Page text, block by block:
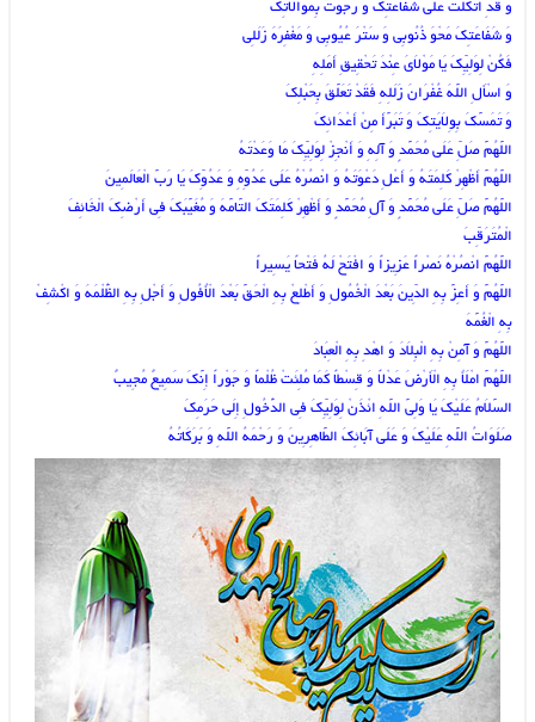
وَ قَدِ اتَّکَلْتُ عَلَى شَفَاعَتِکَ وَ رَجَوْتُ بِمُوَالاَتِکَ
وَ شَفَاعَتِکَ مَحْوَ ذُنُوبِی وَ سَتْرَ عُیُوبِی وَ مَغْفِرَهَ زَلَلِی‏
فَکُنْ لِوَلِیِّکَ یَا مَوْلاَیَ عِنْدَ تَحْقِیقِ أَمَلِهِ
وَ اسْأَلِ اللَّهَ غُفْرَانَ زَلَلِهِ فَقَدْ تَعَلَّقَ بِحَبْلِکَ‏
وَ تَمَسَّکَ بِوِلاَیَتِکَ وَ تَبَرَّأَ مِنْ أَعْدَائِکَ
اللَّهُمَّ صَلِّ عَلَى مُحَمَّدٍ وَ آلِهِ وَ أَنْجِزْ لِوَلِیِّکَ مَا وَعَدْتَهُ‏
اللَّهُمَّ أَظْهِرْ کَلِمَتَهُ وَ أَعْلِ دَعْوَتَهُ وَ انْصُرْهُ عَلَى عَدُوِّهِ وَ عَدُوِّکَ یَا رَبَّ الْعَالَمِینَ‏
اللَّهُمَّ صَلِّ عَلَى مُحَمَّدٍ وَ آلِ مُحَمَّدٍ وَ أَظْهِرْ کَلِمَتَکَ التَّامَّهَ وَ مُغَیَّبَکَ فِی أَرْضِکَ الْخَائِفَ
الْمُتَرَقِّبَ‏
اللَّهُمَّ انْصُرْهُ نَصْراً عَزِیزاً وَ افْتَحْ لَهُ فَتْحاً یَسِیراً
اللَّهُمَّ وَ أَعِزَّ بِهِ الدِّینَ بَعْدَ الْخُمُولِ وَ أَطْلِعْ بِهِ الْحَقَّ بَعْدَ الْأُفُولِ‏ وَ أَجْلِ بِهِ الظُّلْمَهَ وَ اکْشِفْ
بِهِ الْغُمَّهَ
اللَّهُمَّ وَ آمِنْ بِهِ الْبِلاَدَ وَ اهْدِ بِهِ الْعِبَادَ
اللَّهُمَّ امْلَأْ بِهِ الْأَرْضَ عَدْلاً وَ قِسْطاً کَمَا مُلِئَتْ ظُلْماً وَ جَوْراً إِنَّکَ سَمِیعٌ مُجِیبٌ‏
السَّلاَمُ عَلَیْکَ یَا وَلِیَّ اللَّهِ ائْذَنْ لِوَلِیِّکَ فِی الدُّخُولِ إِلَى حَرَمِکَ‏
صَلَوَاتُ اللَّهِ عَلَیْکَ وَ عَلَى آبَائِکَ الطَّاهِرِینَ وَ رَحْمَهُ اللَّهِ وَ بَرَکَاتُهُ‏